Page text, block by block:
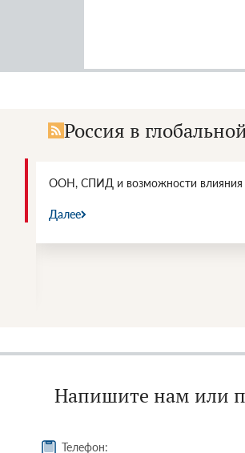
Россия в
ООН, СПИД и возможности влияния
Далее
Напишите нам или
Телефон: